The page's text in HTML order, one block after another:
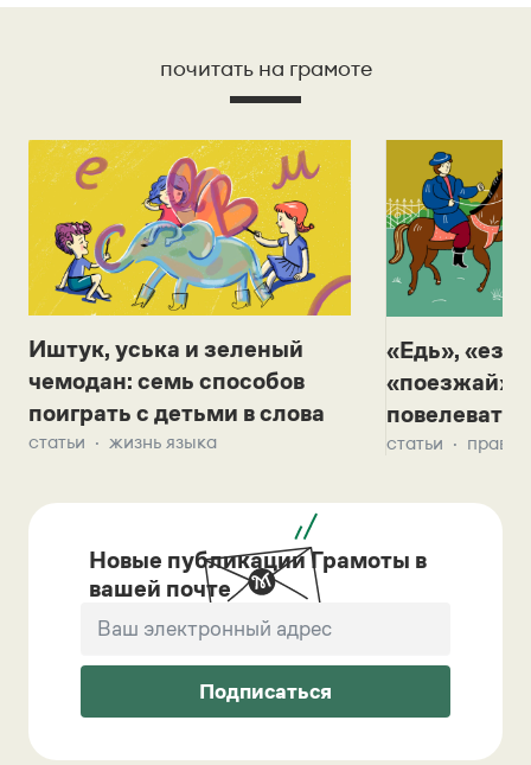
почитать на грамоте
Иштук, уська и зеленый
чемодан: семь способов
поиграть с детьми в слова
статьи жизнь языка
«Едь»,
«поезжай»?
повелевать
статьи
Новые публикации Грамоты в
вашей почте
Подписаться